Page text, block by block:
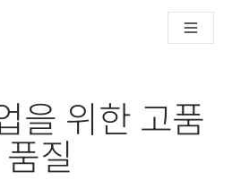
요 사용 사례 및 통합 기능을 위한
해독. Slator와의 대담
스템을 구축하는 방법
간 음성 플랫폼까지
을 위한 고품
질